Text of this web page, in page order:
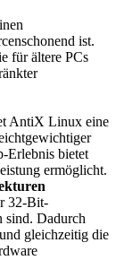
ist.
für ältere PCs
AntiX Linux eine
Erlebnis bietet
ermöglicht.
32-Bit-
sind. Dadurch
gleichzeitig die